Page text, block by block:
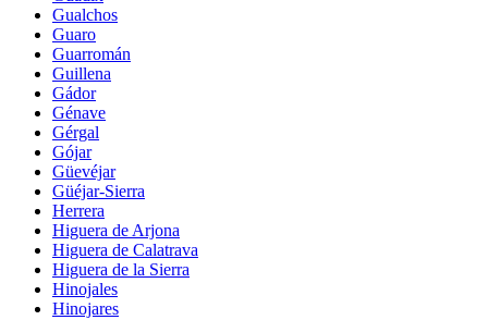
Gualchos
Guaro
Guarromán
Guillena
Gádor
Génave
Gérgal
Gójar
Güevéjar
Güéjar-Sierra
Herrera
Higuera de Arjona
Higuera de Calatrava
Higuera de la Sierra
Hinojales
Hinojares